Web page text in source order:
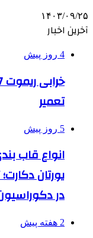
۱۴۰۳/۰۹/۲۵
آخرین اخبار
4 روز پیش
تعمیر
5 روز پیش
انواع قاب
یورتان
در
2 هفته پیش